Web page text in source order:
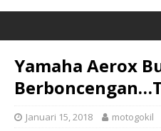
Yamaha Aerox
Januari 15, 2018 motogokil